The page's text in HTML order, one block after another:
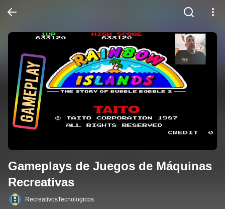
Gameplays de Juegos de Máquinas
Recreativas
RecreativosTecnologicos